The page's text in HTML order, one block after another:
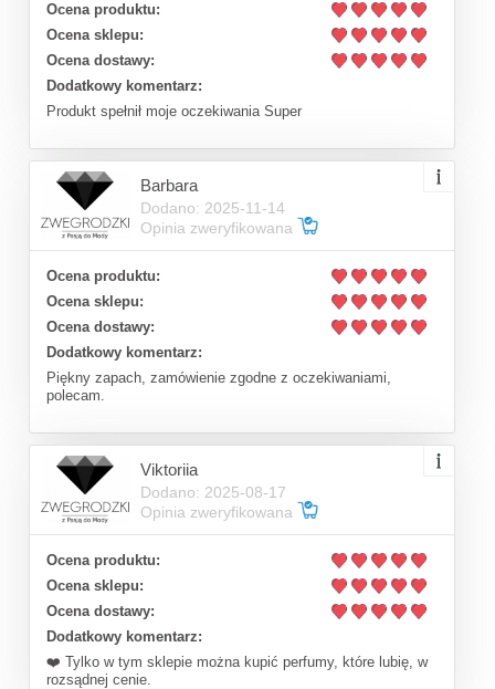
Ocena produktu:
Ocena sklepu:
Ocena dostawy:
Dodatkowy komentarz:
Produkt spełnił moje oczekiwania Super
Barbara
Dodano: 2025-11-14
Opinia zweryfikowana
Ocena produktu:
Ocena sklepu:
Ocena dostawy:
Dodatkowy komentarz:
Piękny zapach, zamówienie zgodne z oczekiwaniami,
polecam.
Viktoriia
Dodano: 2025-08-17
Opinia zweryfikowana
Ocena produktu:
Ocena sklepu:
Ocena dostawy:
Dodatkowy komentarz:
❤️ Tylko w tym sklepie można kupić perfumy, które lubię, w
rozsądnej cenie.